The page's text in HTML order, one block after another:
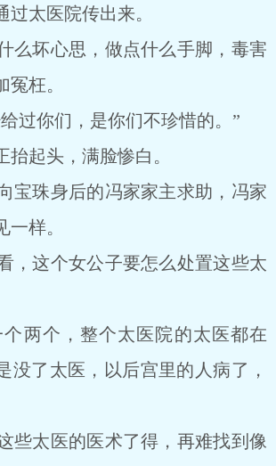
过太医院传出来。
坏心思，做点什么手脚，毒害
枉。
你们，是你们不珍惜的。”
起头，满脸惨白。
珠身后的冯家家主求助，冯家
样。
这个女公子要怎么处置这些太
个，整个太医院的太医都在
没了太医，以后宫里的人病了，
太医的医术了得，再难找到像